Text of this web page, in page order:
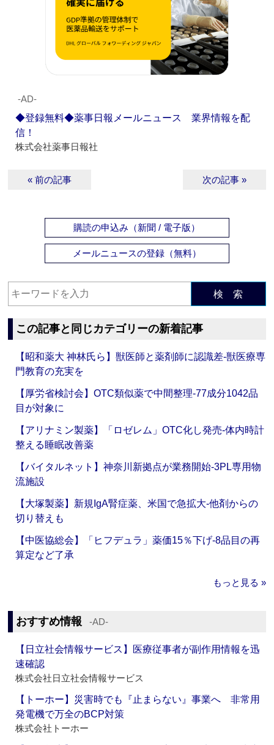
‐AD‐
◆登録無料◆薬事日報メールニュース 業界情報を配
信！
株式会社薬事日報社
« 前の記事 次の記事 »
購読の申込み（新聞 / 電子版）
メールニュースの登録（無料）
検 索
この記事と同じカテゴリーの新着記事
【昭和薬大 神林氏ら】獣医師と薬剤師に認識差‐獣医療専
門教育の充実を
【厚労省検討会】OTC類似薬で中間整理‐77成分1042品
目が対象に
【アリナミン製薬】「ロゼレム」OTC化し発売‐体内時計
整える睡眠改善薬
【バイタルネット】神奈川新拠点が業務開始‐3PL専用物
流施設
【大塚製薬】新規IgA腎症薬、米国で急拡大‐他剤からの
切り替えも
【中医協総会】「ヒフデュラ」薬価15％下げ‐8品目の再
算定など了承
もっと見る »
おすすめ情報 ‐AD‐
【日立社会情報サービス】医療従事者が副作用情報を迅
速確認
株式会社日立社会情報サービス
【トーホー】災害時でも『止まらない』事業へ 非常用
発電機で万全のBCP対策
株式会社トーホー